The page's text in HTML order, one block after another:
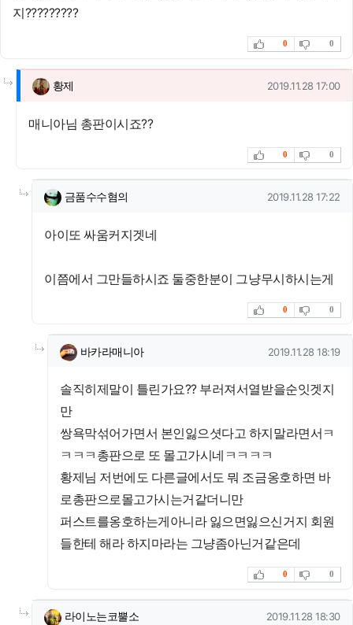
지?????????
추천
0 비추천
0
황제님의
황제 작성일
2019.11.28 17:00
매니아님 총판이시죠??
추천
0 비추천
0
금품수수혐의님의 댓글의
댓글
금품수수혐의 작성일
2019.11.28 17:22
아이또 싸움커지겟네
이쯤에서 그만들하시죠 둘중한분이 그냥무시하시는게
추천
0 비추천
0
바카라매니아님의 댓글의
댓글
바카라매니아 작성일
2019.11.28 18:19
솔직히제말이 틀린가요?? 부러져서열받을순잇겟지
만
쌍욕막섞어가면서 본인잃으셧다고 하지말라면서ㅋ
ㅋㅋㅋ총판으로 또 몰고가시네ㅋㅋㅋㅋ
황제님 저번에도 다른글에서도 뭐 조금옹호하면 바
로총판으로몰고가시는거같더니만
퍼스트를옹호하는게아니라 잃으면잃으신거지 회원
들한테 해라 하지마라는 그냥좀아닌거같은데
추천
0 비추천
0
라이노는코뿔소님의 댓글의
댓글
라이노는코뿔소 작성일
2019.11.28 18:30